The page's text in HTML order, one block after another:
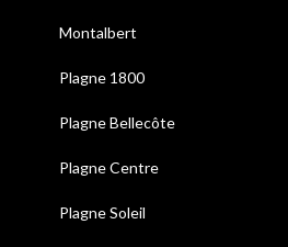
Montalbert
Plagne 1800
Plagne Bellecôte
Plagne Centre
Plagne Soleil